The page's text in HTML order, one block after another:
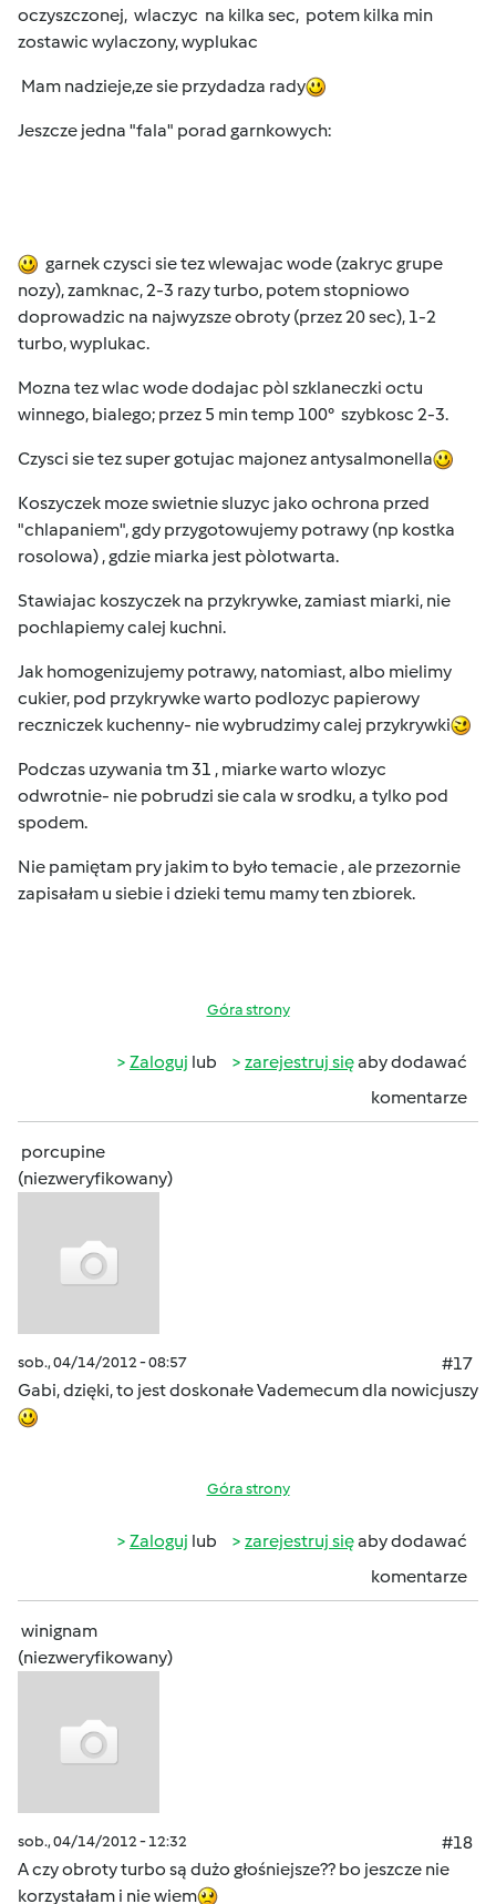
oczyszczonej, wlaczyc na kilka sec, potem kilka min
zostawic wylaczony, wyplukac
Mam nadzieje,ze sie przydadza rady
Jeszcze jedna "fala" porad garnkowych:
garnek czysci sie tez wlewajac wode (zakryc grupe
nozy), zamknac, 2-3 razy turbo, potem stopniowo
doprowadzic na najwyzsze obroty (przez 20 sec), 1-2
turbo, wyplukac.
Mozna tez wlac wode dodajac pòl szklaneczki octu
winnego, bialego; przez 5 min temp 100° szybkosc 2-3.
Czysci sie tez super gotujac majonez antysalmonella
Koszyczek moze swietnie sluzyc jako ochrona przed
"chlapaniem", gdy przygotowujemy potrawy (np kostka
rosolowa) , gdzie miarka jest pòlotwarta.
Stawiajac koszyczek na przykrywke, zamiast miarki, nie
pochlapiemy calej kuchni.
Jak homogenizujemy potrawy, natomiast, albo mielimy
cukier, pod przykrywke warto podlozyc papierowy
reczniczek kuchenny- nie wybrudzimy calej przykrywki
Podczas uzywania tm 31 , miarke warto wlozyc
odwrotnie- nie pobrudzi sie cala w srodku, a tylko pod
spodem.
Nie pamiętam pry jakim to było temacie , ale przezornie
zapisałam u siebie i dzieki temu mamy ten zbiorek.
Góra strony
Zaloguj lub zarejestruj sięaby dodawać
komentarze
porcupine
(niezweryfikowany)
sob., 04/14/2012 - 08:57
#17
Gabi, dzięki, to jest doskonałe Vademecum dla nowicjuszy
Góra strony
Zaloguj lub zarejestruj sięaby dodawać
komentarze
winignam
(niezweryfikowany)
sob., 04/14/2012 - 12:32
#18
A czy obroty turbo są dużo głośniejsze?? bo jeszcze nie
korzystałam i nie wiem